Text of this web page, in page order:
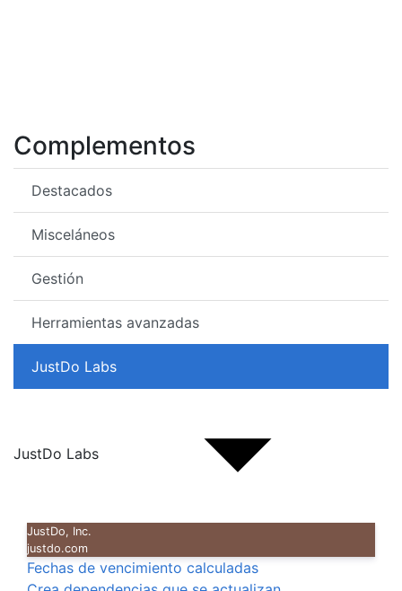
Complementos
Destacados
Misceláneos
Gestión
Herramientas avanzadas
JustDo Labs
JustDo Labs
JustDo, Inc.
justdo.com
Fechas de vencimiento calculadas